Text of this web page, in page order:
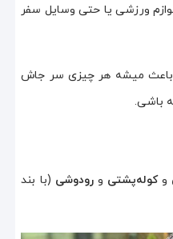
ورزشی یا حتی وسایل سفر
باعث میشه هر چیزی سر جاش
باشی.
وکوله‌پشتی ورودوشی (با بند